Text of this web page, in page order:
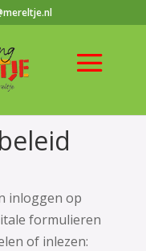
inloggen op
formulieren
of inlezen: